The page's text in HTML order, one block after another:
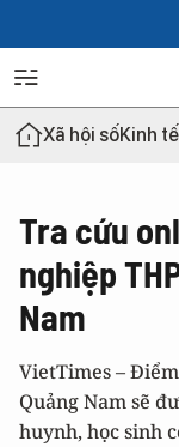
Xã hội sốKinh
Tra cứu
nghiệp
Nam
VietTimes –
Quảng Nam sẽ
huynh, học sinh